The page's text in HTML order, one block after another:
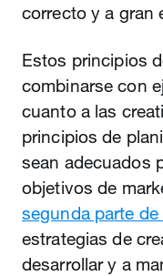
correcto y a gran
Estos principios
combinarse con
cuanto a las
principios de
sean adecuados
objetivos de
segunda parte de
estrategias de
desarrollar y a